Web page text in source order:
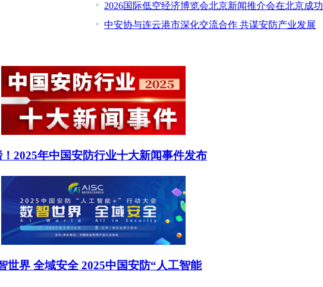
2026国际低空经济博览会北京新闻推介会在北京成功
中安协与连云港市深化交流合作 共谋安防产业发展
2025年中国安防行业十大新闻事件发布
世界 全域安全 2025中国安防“人工智能